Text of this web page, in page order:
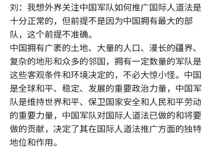
刘：我想外界关注中国军队如何推广国际人道法是
十分正常的，但前提不是因为中国拥有最大的部
队，这个前提不准确。
中国拥有广袤的土地、大量的人口、漫长的疆界、
复杂的地形和众多的邻国，拥有一定数量的军队是
这些客观条件和环境决定的，不必大惊小怪。中国
是全球和平、稳定、发展的重要政治力量，中国军
队是维持世界和平、保卫国家安全和人民和平劳动
的重要力量，中国军队对国际人道法已做的和将要
做的贡献，决定了其在国际人道法推广方面的独特
地位和作用。